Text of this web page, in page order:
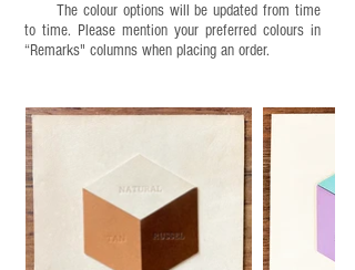
The colour options will be updated from time
to time. Please mention your preferred colours in
“Remarks" columns when placing an order.